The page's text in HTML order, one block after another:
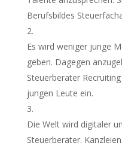
Berufsbildes
Es wird weniger junge
geben. Dagegen
Steuerberater
jungen Leute ein.
Die Welt wird digitaler
Steuerberater.